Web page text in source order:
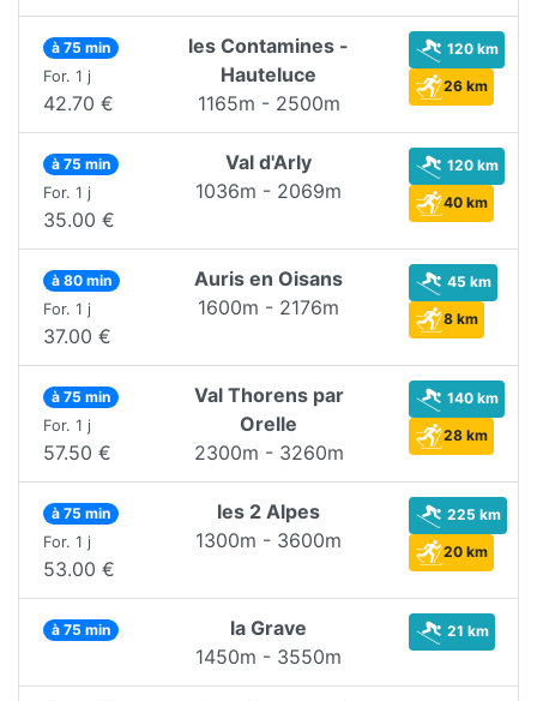
à 75 min
For. 1 j
42.70 €
les Contamines -
Hauteluce
1165m - 2500m
120 km
26 km
à 75 min
For. 1 j
35.00 €
Val d'Arly
1036m - 2069m
120 km
40 km
à 80 min
For. 1 j
37.00 €
Auris en Oisans
1600m - 2176m
45 km
8 km
à 75 min
For. 1 j
57.50 €
Val Thorens par
Orelle
2300m - 3260m
140 km
28 km
à 75 min
For. 1 j
53.00 €
les 2 Alpes
1300m - 3600m
225 km
20 km
à 75 min
la Grave
1450m - 3550m
21 km